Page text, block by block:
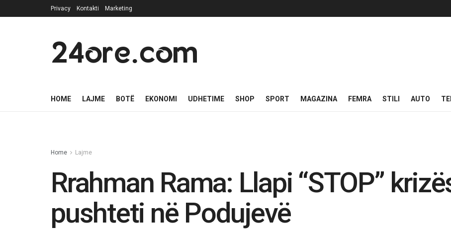
Privacy Kontakti Marketing
24ore.com
HOME LAJME BOTË EKONOMI UDHETIME SHOP SPORT MAGAZINA FEMRA STILI AUTO
Home Lajme
Rrahman Rama: Llapi “STOP”
pushteti në Podujevë